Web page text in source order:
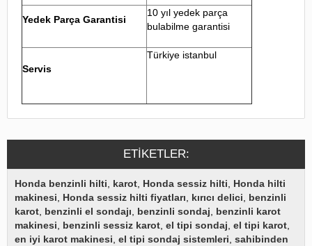
Yedek Parça Garantisi
10 yıl yedek parça
bulabilme garantisi
Servis
Türkiye istanbul
ETIKETLER:
Honda benzinli hilti karot Honda sessiz hilti
Honda hilti
makinesi
Honda sessiz hilti fiyatları kırıcı delici
benzinli
karot benzinli el sondajı benzinli sondaj
benzinli karot
makinesi
benzinli sessiz karot el tipi sondaj el tipi karot
en iyi karot makinesi el tipi sondaj sistemleri sahibinden